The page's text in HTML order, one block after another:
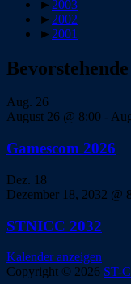
► 2003
► 2002
► 2001
Aug. 26
August 26 @ 8:00 -
Gamescom 2026
Dez. 18
Dezember 18, 2032 @
STNICC 2032
Kalender anzeigen
Copyright © 2026 ST-